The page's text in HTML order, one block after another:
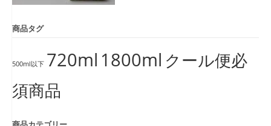
商品タグ
500ml以下 720ml 1800ml クール便必
須商品